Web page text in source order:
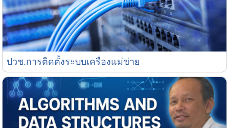
ปวช.การติดตั้งระบบเครื่องแม่ข่าย
ปวช.การติดตั้งระบบเครื่องแม่ข่าย